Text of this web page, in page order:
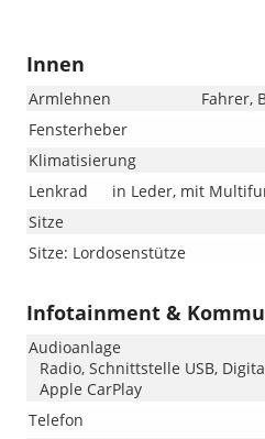
Innen
Armlehnen
Fahrer,
Fensterheber
Klimatisierung
Lenkrad
in Leder, mit
Sitze
Sitze: Lordosenstütze
Infotainment &
Audioanlage
Radio, Schnittstelle USB,
Apple CarPlay
Telefon